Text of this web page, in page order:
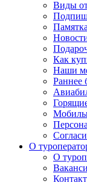
Виды
Как
Наши
Раннее
О
О